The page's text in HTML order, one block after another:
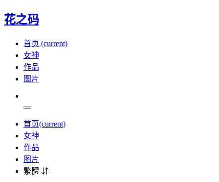
花之码
首页 (current)
女神
作品
图片
首页(current)
女神
作品
图片
繁體 ⇵